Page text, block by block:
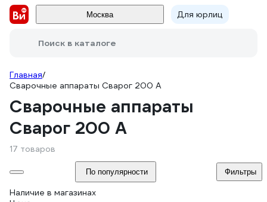
Москва Для юрлиц
Поиск в каталоге
Главная/
Сварочные аппараты Сварог 200 А
Сварочные аппараты
Сварог 200 А
17 товаров
По популярности Фильтры
Наличие в магазинах